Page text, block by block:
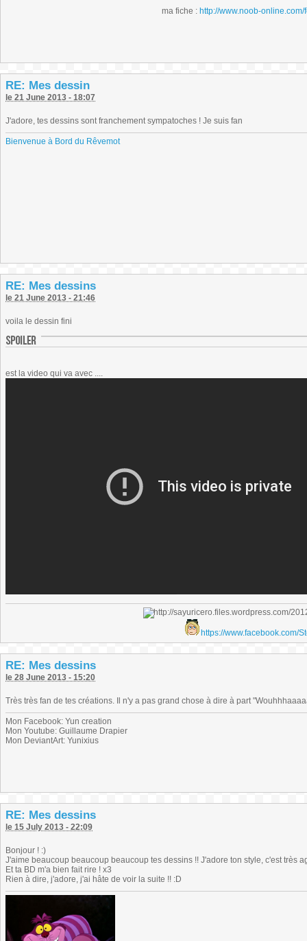
ma fiche : http://www.noob-
RE: Mes dessin
le 21 June 2013 - 18:07
J'adore, tes dessins sont franchement sympatoches ! Je suis fan
Bienvenue à Bord du Rêvemot
RE: Mes dessins
le 21 June 2013 - 21:46
voila le dessin fini
est la video qui va avec ....
https://www.facebook.com/
RE: Mes dessins
le 28 June 2013 - 15:20
Très très fan de tes créations. Il n'y a pas grand chose à dire à part
Mon Facebook: Yun creation
Mon Youtube: Guillaume Drapier
Mon DeviantArt: Yunixius
RE: Mes dessins
le 15 July 2013 - 22:09
Bonjour ! :)
J'aime beaucoup beaucoup beaucoup tes dessins !! J'adore ton style, c'est très
Et ta BD m'a bien fait rire ! x3
Rien à dire, j'adore, j'ai hâte de voir la suite !! :D